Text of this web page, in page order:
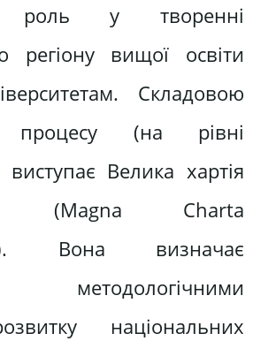
роль у творенні
регіону вищої освіти
Складовою
процесу (на рівні
виступає Велика хартія
(Маgnа Сhаrtа
Вона визначає
методологічними
національних